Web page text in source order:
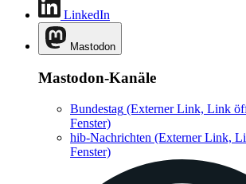
LinkedIn
Mastodon
Mastodon-Kanäle
Bundestag (Externer Link, Link
Fenster)
hib-Nachrichten (Externer Link,
Fenster)